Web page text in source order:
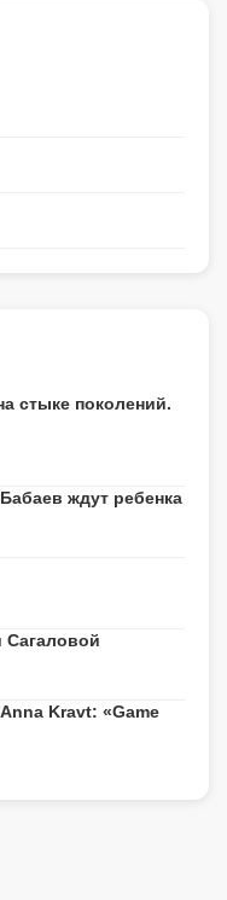
стыке поколений.
ждут ребенка
Сагаловой
Kravt: «Game